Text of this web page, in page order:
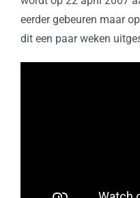
eerder gebeuren maar
dit een paar weken